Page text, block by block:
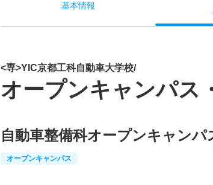
基本情報
<専>YIC京都工科自動車大学校/
オープンキャンパス
自動車整備科オープンキャンパ
オープンキャンパス